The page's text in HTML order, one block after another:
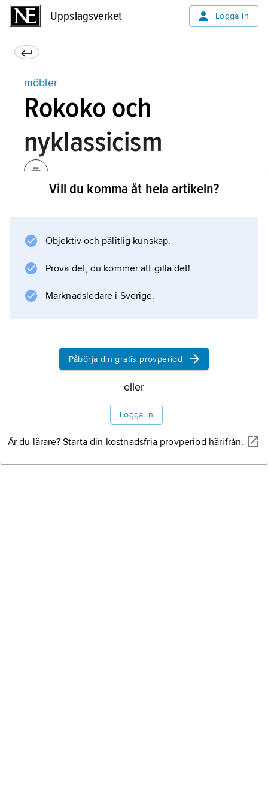
Uppslagsverket Logga in
möbler
Rokoko och
nyklassicism
kännetecknad av ett lättare formspråk; för
första gången sattes bekvämlighet före
representativitet. Möbelbeståndet ökade
formvariationer, och det svärmeri för kinesiska
Byrån blev
Information om artikeln
Vill du komma åt hela artikeln?
Objektiv och pålitlig kunskap.
Prova det, du kommer att gilla det!
Marknadsledare i Sverige.
Påbörja din gratis provperiod
eller
Logga in
Är du lärare? Starta din kostnadsfria provperiod härifrån.